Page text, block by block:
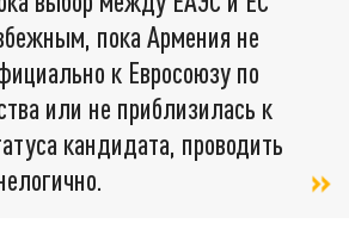
пока Армения не
к Евросоюзу по
или не приблизилась к
кандидата, проводить